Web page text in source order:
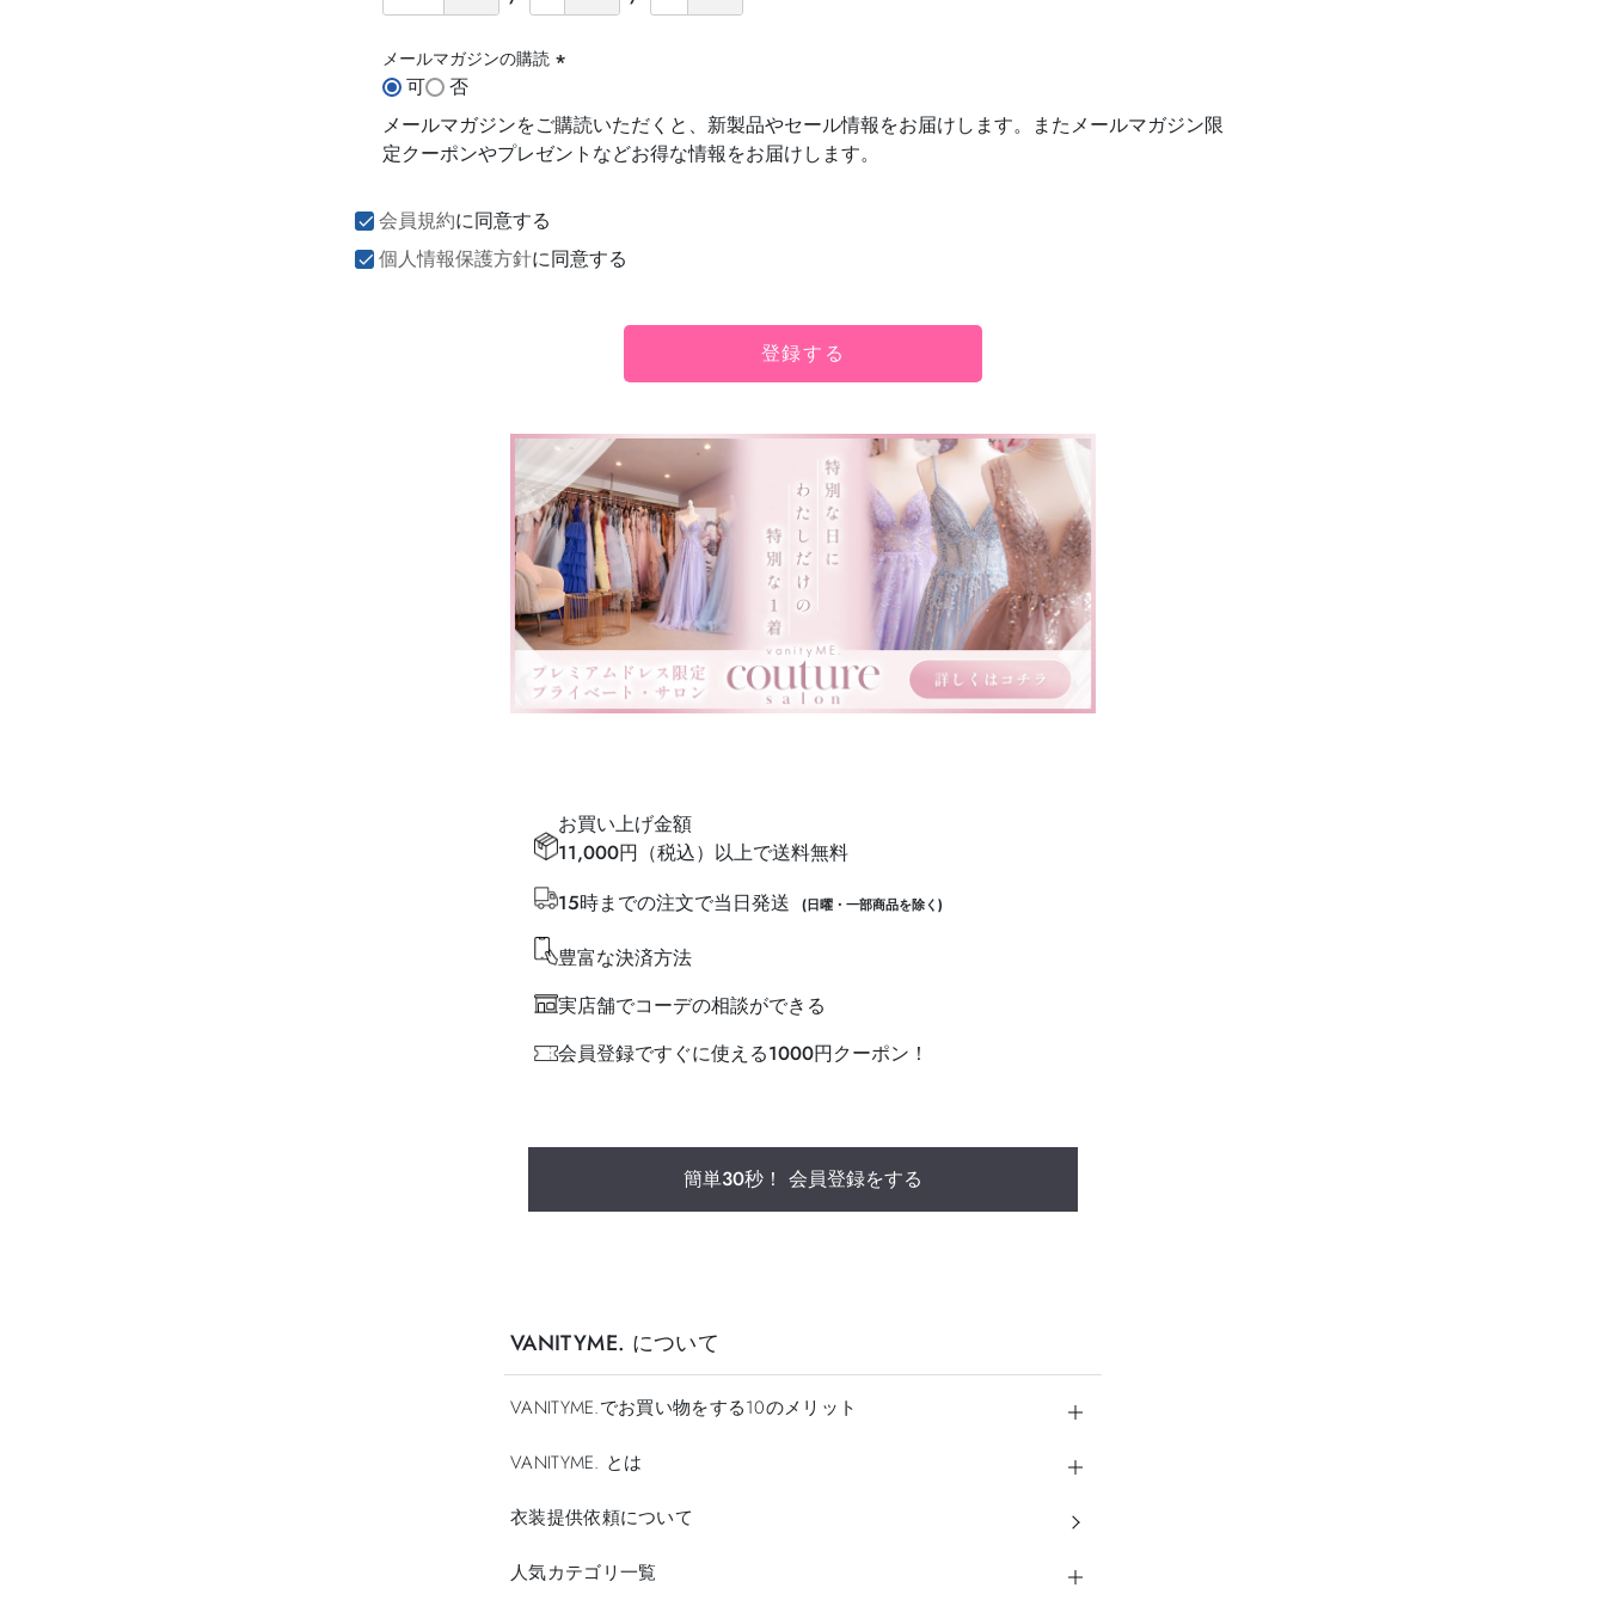
メールマガジンの購読
須)
可
否
メールマガジンをご購読いただくと、新製品やセール情報をお届けします。またメールマガジン限
定クーポンやプレゼントなどお得な情報をお届けします。
会員規約に同意する
個人情報保護方針に同意する
登録する
お買い上げ金額
11,000円（税込）以上で送料無料
15時までの注文で当日発送
(日曜・一部商品を除く)
豊富な決済方法
実店舗でコーデの相談ができる
会員登録ですぐに使える1000円クーポン！
簡単30秒！ 会員登録をする
VANITYME. について
VANITYME.でお買い物をする10のメリット
VANITYME. とは
衣装提供依頼について
人気カテゴリ一覧